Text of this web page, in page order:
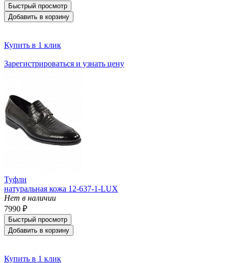
Быстрый просмотр
Добавить в корзину
Купить в 1 клик
Зарегистрироваться и узнать цену
Туфли
натуральная кожа 12-637-1-LUX
Нет в наличии
7990 ₽
Быстрый просмотр
Добавить в корзину
Купить в 1 клик